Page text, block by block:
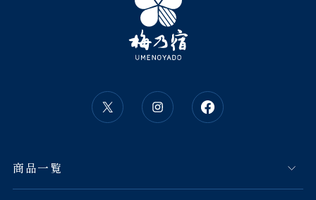
商品一覧